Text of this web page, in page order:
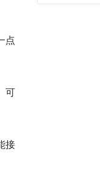
点
可
接